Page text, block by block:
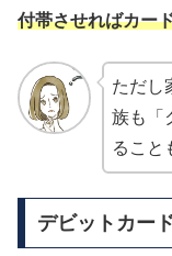
付帯させればカー
ただし
族も「
ること
デビットカー